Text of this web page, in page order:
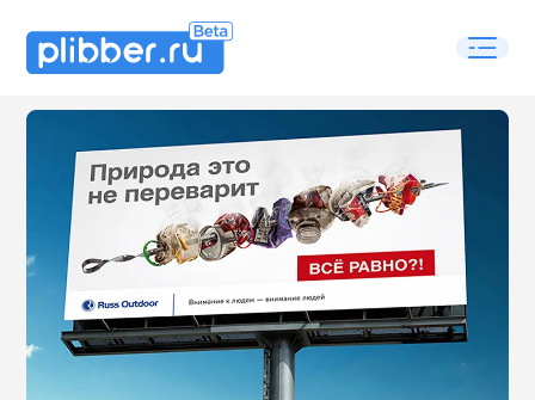
Some SEO Title